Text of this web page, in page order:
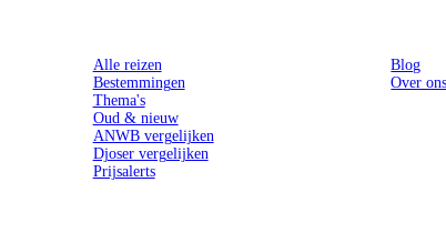
Alle reizen
Bestemmingen
Thema's
Oud & nieuw
ANWB vergelijken
Djoser vergelijken
Prijsalerts
Blog
Over ons